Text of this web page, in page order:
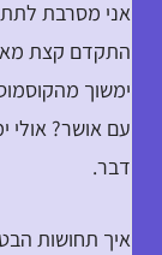
אני מסרבת לתת
התקדם קצת
ימשוך
עם אושר? אולי
דבר.
איך תחושות